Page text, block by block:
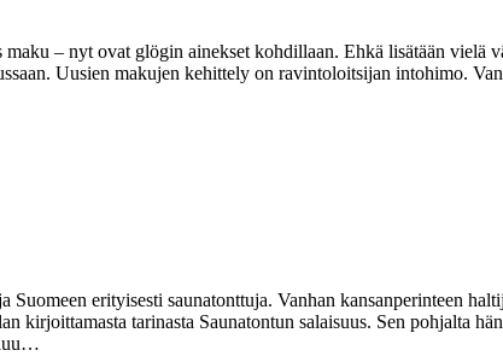
– nyt ovat glögin ainekset kohdillaan. Ehkä lisätään vielä
Uusien makujen kehittely on ravintoloitsijan intohimo.
erityisesti saunatonttuja. Vanhan kansanperinteen
kirjoittamasta tarinasta Saunatontun salaisuus. Sen pohjalta